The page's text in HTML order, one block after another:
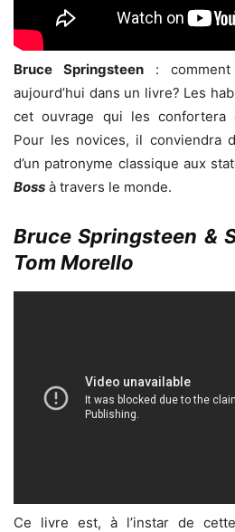
Bruce Springsteen: comment
aujourd’hui dans un livre? Les
cet ouvrage qui les confortera
Pour les novices, il conviendra
d’un patronyme classique aux
Boss à travers le monde.
Bruce Springsteen &
Tom Morello
Ce livre est, à l’instar de